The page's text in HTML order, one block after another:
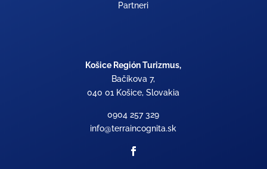
Partneri
Košice Región Turizmus,
Bačíkova 7,
040 01 Košice, Slovakia
0904 257 329
info@terraincognita.sk